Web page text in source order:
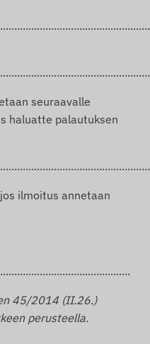
seuraavalle
haluatte palautuksen
ilmoitus annetaan
45/2014 (II.26.)
perusteella.